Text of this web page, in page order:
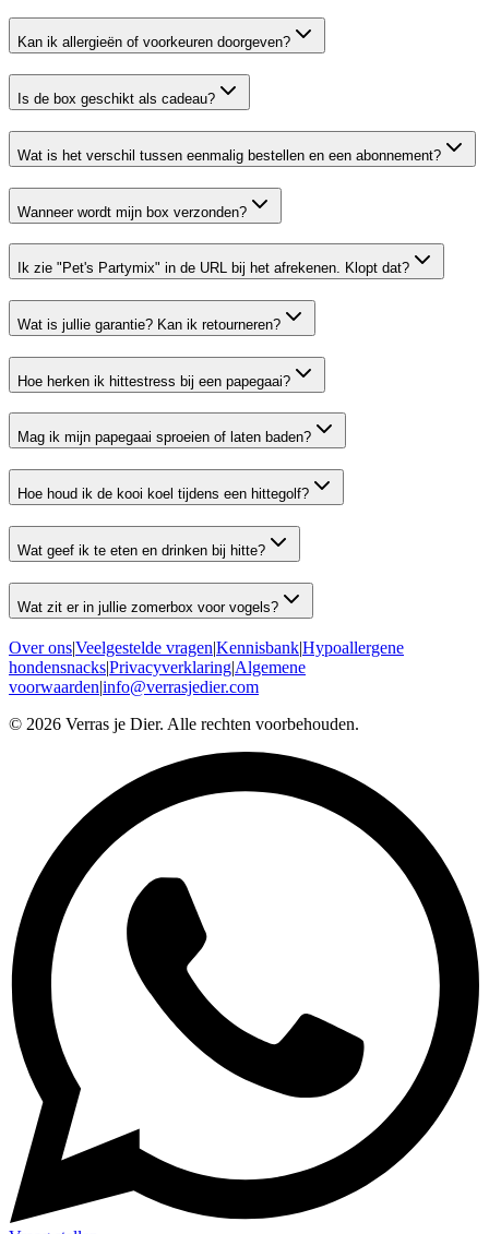
Kan ik allergieën of voorkeuren doorgeven?
Is de box geschikt als cadeau?
Wat is het verschil tussen eenmalig bestellen en een abonnement?
Wanneer wordt mijn box verzonden?
Ik zie "Pet's Partymix" in de URL bij het afrekenen. Klopt dat?
Wat is jullie garantie? Kan ik retourneren?
Hoe herken ik hittestress bij een papegaai?
Mag ik mijn papegaai sproeien of laten baden?
Hoe houd ik de kooi koel tijdens een hittegolf?
Wat geef ik te eten en drinken bij hitte?
Wat zit er in jullie zomerbox voor vogels?
Over ons|Veelgestelde vragen|Kennisbank|Hypoallergene
hondensnacks|Privacyverklaring|Algemene
voorwaarden|info@verrasjedier.com
© 2026 Verras je Dier. Alle rechten voorbehouden.